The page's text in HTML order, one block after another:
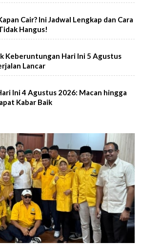
Cair? Ini Jadwal Lengkap dan Cara
Hangus!
Keberuntungan Hari Ini 5 Agustus
Lancar
Ini 4 Agustus 2026: Macan hingga
Kabar Baik